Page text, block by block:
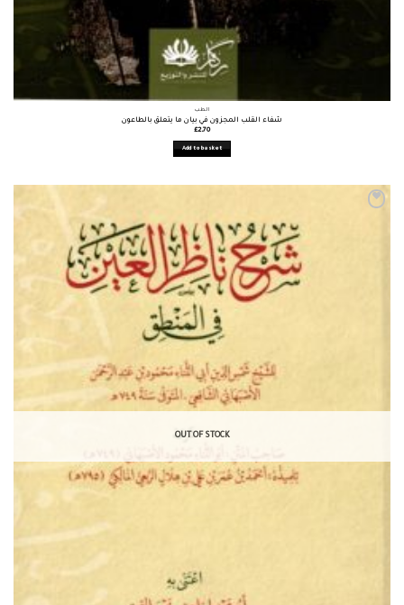
الطب
شفاء القلب المجزون في بيان ما يتعلق بالطاعون
£2.70
Add to basket
OUT OF STOCK